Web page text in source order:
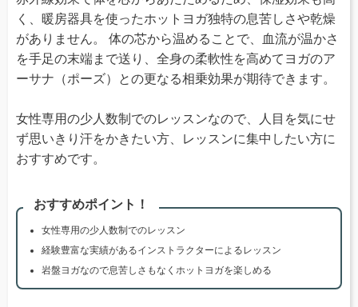
く、暖房器具を使ったホットヨガ独特の息苦しさや乾燥
がありません。 体の芯から温めることで、血流が温かさ
を手足の末端まで送り、全身の柔軟性を高めてヨガのア
ーサナ（ポーズ）との更なる相乗効果が期待できます。
女性専用の少人数制でのレッスンなので、人目を気にせ
ず思いきり汗をかきたい方、レッスンに集中したい方に
おすすめです。
おすすめポイント！
女性専用の少人数制でのレッスン
経験豊富な実績があるインストラクターによるレッスン
岩盤ヨガなので息苦しさもなくホットヨガを楽しめる